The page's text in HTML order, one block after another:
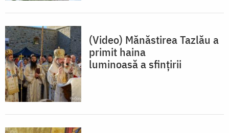
(Video) Mănăstirea Tazlău a
primit haina
luminoasă a sfințirii